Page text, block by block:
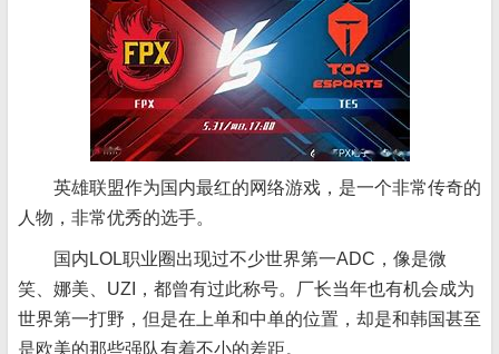
英雄联盟作为国内最红的网络游戏，是一个非常传奇的
人物，非常优秀的选手。
国内LOL职业圈出现过不少世界第一ADC，像是微
笑、娜美、UZI，都曾有过此称号。厂长当年也有机会成为
世界第一打野，但是在上单和中单的位置，却是和韩国甚至
是欧美的那些强队有着不小的差距。